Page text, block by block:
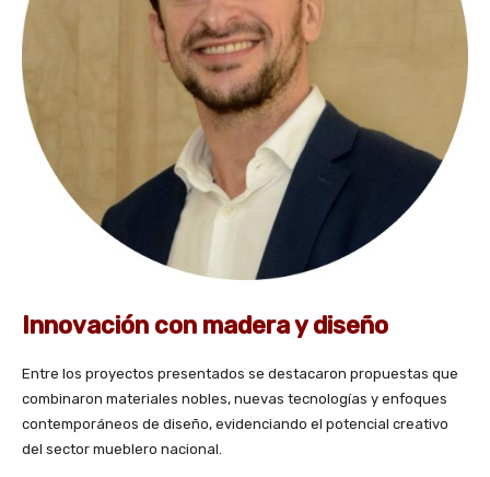
Innovación con madera y diseño
Entre los proyectos presentados se destacaron propuestas que
combinaron materiales nobles, nuevas tecnologías y enfoques
contemporáneos de diseño, evidenciando el potencial creativo
del sector mueblero nacional.